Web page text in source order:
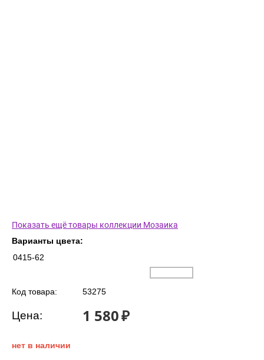
Показать ещё товары коллекции Мозаика
Варианты цвета:
0415-62
Код товара: 53275
Цена: 1 580₽
нет в наличии